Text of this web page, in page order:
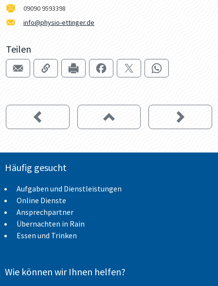
09090 9593398
info@physio-ettinger.de
Teilen
Häufig gesucht
Aufgaben und Dienstleistungen
Online Dienste
Ansprechpartner
Übernachten in Rain
Essen und Trinken
Wie können wir Ihnen helfen?